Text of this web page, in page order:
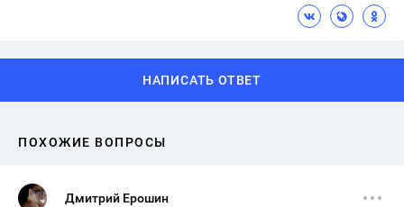
НАПИСАТЬ ОТВЕТ
ПОХОЖИЕ ВОПРОСЫ
Дмитрий Ерошин